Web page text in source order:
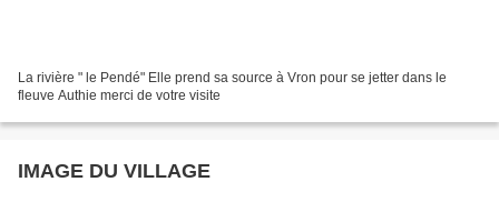
La rivière " le Pendé" Elle prend sa source à Vron pour se jetter dans le
fleuve Authie merci de votre visite
IMAGE DU VILLAGE